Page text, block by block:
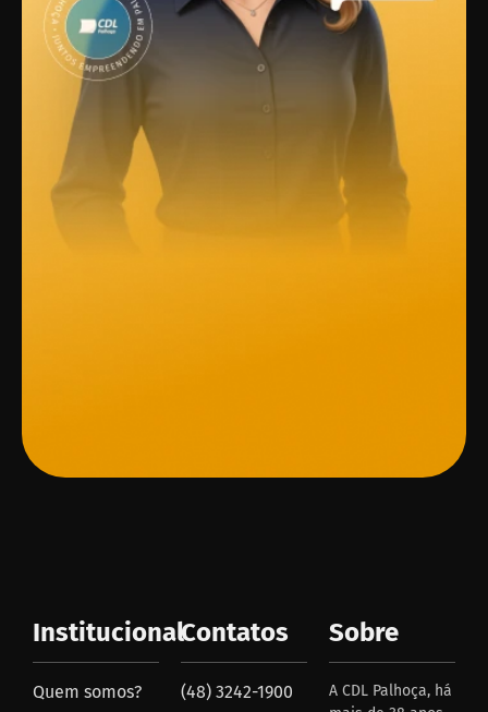
Institucional
Quem somos?
Contatos
(48) 3242-1900
Sobre
A CDL Palhoça, há